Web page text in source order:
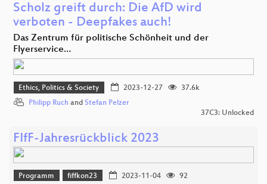
Scholz greift durch: Die AfD wird
verboten - Deepfakes auch!
Das Zentrum für politische Schönheit und der
Flyerservice…
Ethics, Politics & Society 2023-12-27
37.6k
Philipp Ruch and Stefan Pelzer
37C3: Unlocked
FIfF-Jahresrückblick 2023
Programm fiffkon23 2023-11-04
92